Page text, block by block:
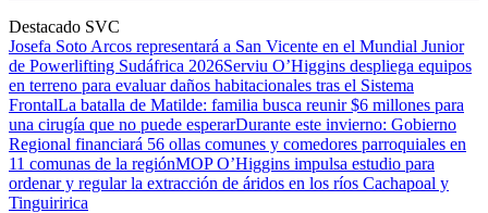
Destacado SVC
Josefa Soto Arcos representará a San Vicente en el Mundial Junior
de Powerlifting Sudáfrica 2026Serviu O’Higgins despliega equipos
en terreno para evaluar daños habitacionales tras el Sistema
FrontalLa batalla de Matilde: familia busca reunir $6 millones para
una cirugía que no puede esperarDurante este invierno: Gobierno
Regional financiará 56 ollas comunes y comedores parroquiales en
11 comunas de la regiónMOP O’Higgins impulsa estudio para
ordenar y regular la extracción de áridos en los ríos Cachapoal y
Tinguiririca